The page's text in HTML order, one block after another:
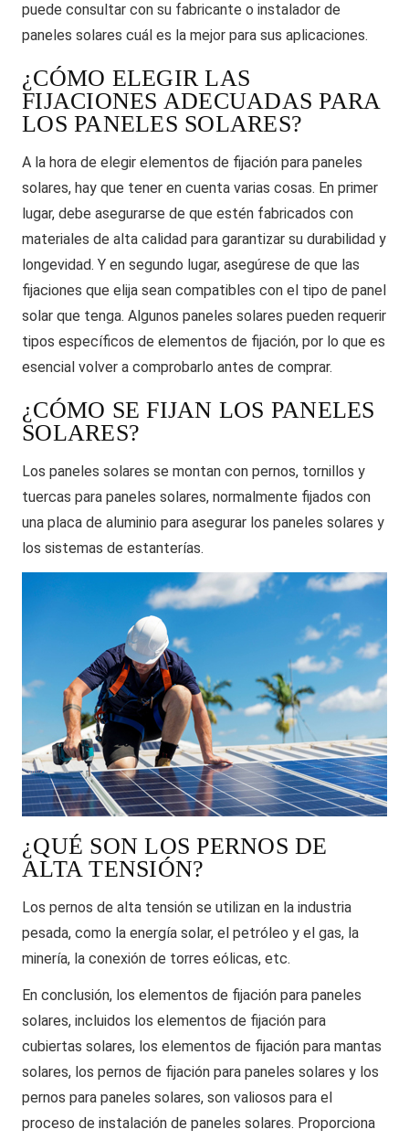
puede consultar con su fabricante o instalador de
paneles solares cuál es la mejor para sus aplicaciones.
¿CÓMO ELEGIR LAS
FIJACIONES ADECUADAS PARA
LOS PANELES SOLARES?
A la hora de elegir elementos de fijación para paneles
solares, hay que tener en cuenta varias cosas. En primer
lugar, debe asegurarse de que estén fabricados con
materiales de alta calidad para garantizar su durabilidad y
longevidad. Y en segundo lugar, asegúrese de que las
fijaciones que elija sean compatibles con el tipo de panel
solar que tenga. Algunos paneles solares pueden requerir
tipos específicos de elementos de fijación, por lo que es
esencial volver a comprobarlo antes de comprar.
¿CÓMO SE FIJAN LOS PANELES
SOLARES?
Los paneles solares se montan con pernos, tornillos y
tuercas para paneles solares, normalmente fijados con
una placa de aluminio para asegurar los paneles solares y
los sistemas de estanterías.
¿QUÉ SON LOS PERNOS DE
ALTA TENSIÓN?
Los pernos de alta tensión se utilizan en la industria
pesada, como la energía solar, el petróleo y el gas, la
minería, la conexión de torres eólicas, etc.
En conclusión, los elementos de fijación para paneles
solares, incluidos los elementos de fijación para
cubiertas solares, los elementos de fijación para mantas
solares, los pernos de fijación para paneles solares y los
pernos para paneles solares, son valiosos para el
proceso de instalación de paneles solares. Proporciona